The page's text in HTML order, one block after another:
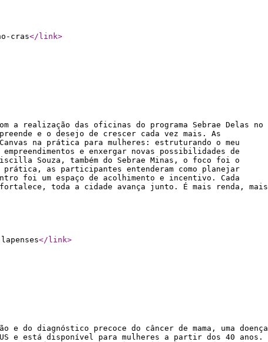
cras</link>
a realização das oficinas do programa Sebrae Delas no
e o desejo de crescer cada vez mais. As
na prática para mulheres: estruturando o meu
e enxergar novas possibilidades de
Souza, também do Sebrae Minas, o foco foi o
as participantes entenderam como planejar
foi um espaço de acolhimento e incentivo. Cada
toda a cidade avança junto. É mais renda, mais
</link>
do diagnóstico precoce do câncer de mama, uma doença
e está disponível para mulheres a partir dos 40 anos.